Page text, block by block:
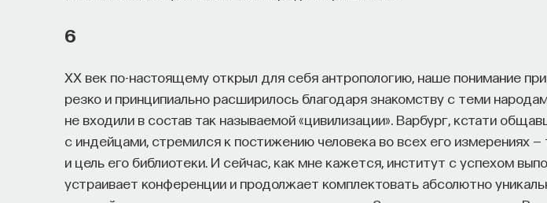
6
ХХ век по-настоящему открыл для себя антропологию, наше понимание
резко и принципиально расширилось благодаря знакомству с теми
не входили в состав так называемой «цивилизации». Варбург, кстати
с индейцами, стремился к постижению человека во всех его измерениях —
и цель его библиотеки. И сейчас, как мне кажется, институт с успехом
устраивает конференции и продолжает комплектовать абсолютно